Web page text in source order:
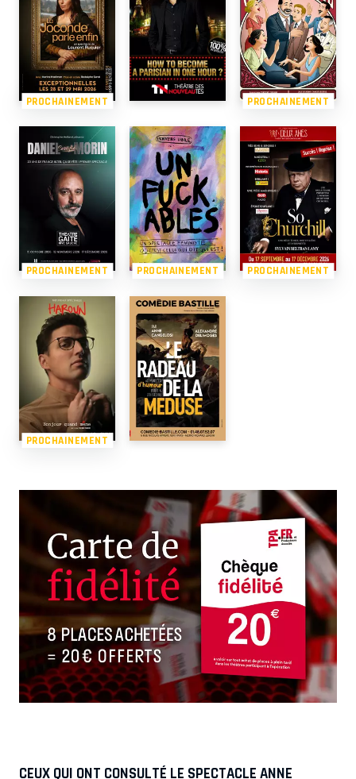
PROCHAINEMENT PROCHAINEMENT
PROCHAINEMENT PROCHAINEMENT PROCHAINEMENT
PROCHAINEMENT
CEUX QUI ONT CONSULTÉ LE SPECTACLE ANNE